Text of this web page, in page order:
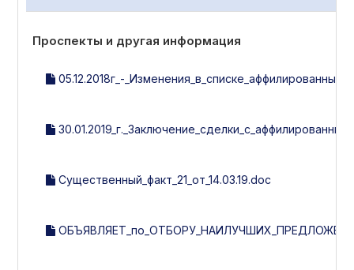
Проспекты и другая информация
05.12.2018г_-
Существенный_факт_21_от_14.03.19.doc